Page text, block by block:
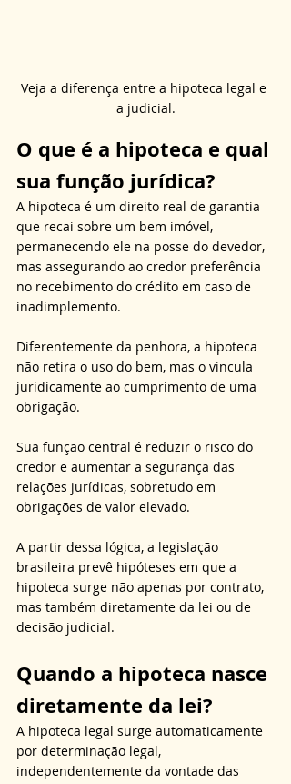
Veja a diferença entre a hipoteca legal e
a judicial.
O que é a hipoteca e qual
sua função jurídica?
A hipoteca é um direito real de garantia
que recai sobre um bem imóvel,
permanecendo ele na posse do devedor,
mas assegurando ao credor preferência
no recebimento do crédito em caso de
inadimplemento.
Diferentemente da penhora, a hipoteca
não retira o uso do bem, mas o vincula
juridicamente ao cumprimento de uma
obrigação.
Sua função central é reduzir o risco do
credor e aumentar a segurança das
relações jurídicas, sobretudo em
obrigações de valor elevado.
A partir dessa lógica, a legislação
brasileira prevê hipóteses em que a
hipoteca surge não apenas por contrato,
mas também diretamente da lei ou de
decisão judicial.
Quando a hipoteca nasce
diretamente da lei?
A hipoteca legal surge automaticamente
por determinação legal,
independentemente da vontade das